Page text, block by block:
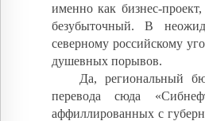
именно как бизнес-
безубыточный. В
северному российскому
душевных порывов.
Да, региональный
перевода сюда
аффиллированных с